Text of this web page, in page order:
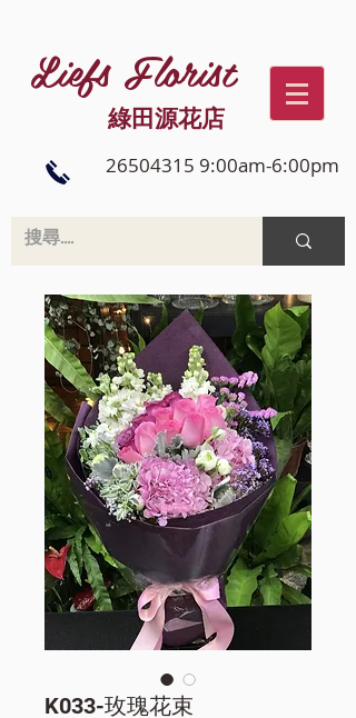
Liefs Florist
綠田源花店
26504315 9:00am-6:00pm
K033-玫瑰花束